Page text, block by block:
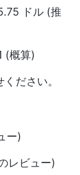
ドル (推
(概算)
ださい。
ー)
レビュー)